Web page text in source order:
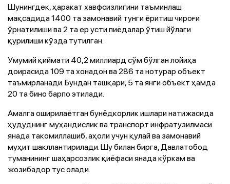
Шунингдек, ҳаракат хавфсизлигини таъминлаш
мақсадида 1400 та замонавий тунги ёритиш чироғи
ўрнатилиши ва 2 та ер усти пиёдалар ўтиш йўлаги
қурилиши кўзда тутилган.
Умумий қиймати 40,2 миллиард сўм бўлган лойиҳа
доирасида 109 та хонадон ва 286 та нотурар объект
таъмирланади. Бундан ташқари, 5 та янги объект ҳамда
20 та бино барпо этилади.
Амалга оширилаётган бунёдкорлик ишлари натижасида
ҳудуднинг муҳандислик ва транспорт инфратузилмаси
янада такомиллашиб, аҳоли учун қулай ва замонавий
муҳит шакллантирилади. Шу билан бирга, Давлатобод
туманининг шаҳарсозлик қиёфаси янада кўркам ва
жозибадор тус олади.